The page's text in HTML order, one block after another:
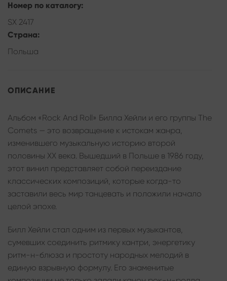
Номер по каталогу:
SX 2417
Страна:
Польша
ОПИСАНИЕ
Альбом «Rock And Roll» Билла Хейли и его группы The
Comets — это возвращение к истокам жанра,
изменившего музыкальную историю второй
половины XX века. Вышедший в Польше в 1986 году,
этот винил представляет собой переиздание
классических композиций, которые когда-то
заставили весь мир танцевать и положили начало
целой эпохе.
Билл Хейли стал одним из первых музыкантов,
сумевших соединить ритмику кантри, энергетику
ритм-н-блюза и простоту народных мелодий в
единую взрывную формулу. Его знаменитые